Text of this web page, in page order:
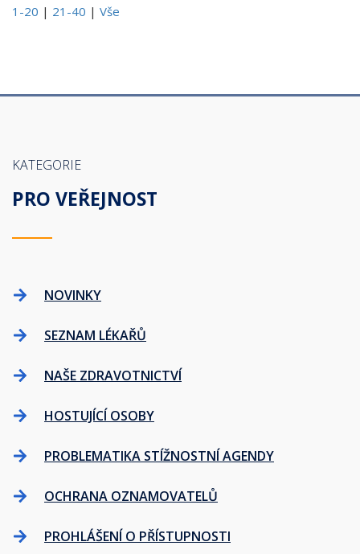
1-20 | 21-40 | Vše
KATEGORIE
PRO VEŘEJNOST
NOVINKY
SEZNAM LÉKAŘŮ
NAŠE ZDRAVOTNICTVÍ
HOSTUJÍCÍ OSOBY
PROBLEMATIKA STÍŽNOSTNÍ AGENDY
OCHRANA OZNAMOVATELŮ
PROHLÁŠENÍ O PŘÍSTUPNOSTI